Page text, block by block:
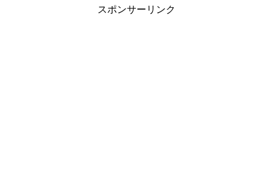
スポンサーリンク